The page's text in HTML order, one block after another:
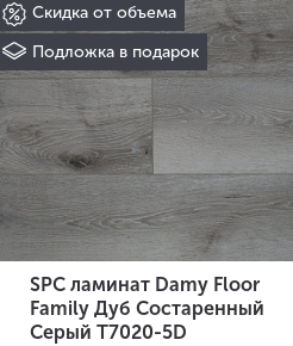
Скидка от объема
Подложка в подарок
SPC ламинат Damy Floor
Family Дуб Состаренный
Серый T7020-5D